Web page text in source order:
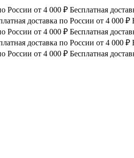
России от 4 000 ₽ Бесплатная
доставка по России от 4 000 ₽
России от 4 000 ₽ Бесплатная
доставка по России от 4 000 ₽
России от 4 000 ₽ Бесплатная